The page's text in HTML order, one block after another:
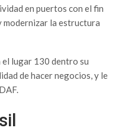
en puertos con el fin
modernizar la estructura
el lugar 130 dentro su
de hacer negocios, y le